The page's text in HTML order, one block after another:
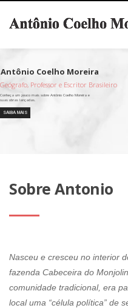
Geógrafo, Professor e Escritor Brasileiro
SAIBA MAIS
Sobre Antonio
Nasceu e cresceu no interior
fazenda Cabeceira do
comunidade tradicional, era
local uma “célula política” de